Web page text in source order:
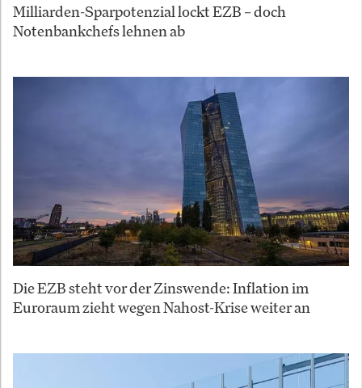
Milliarden-Sparpotenzial lockt EZB – doch
Notenbankchefs lehnen ab
Die EZB steht vor der Zinswende: Inflation im
Euroraum zieht wegen Nahost-Krise weiter an